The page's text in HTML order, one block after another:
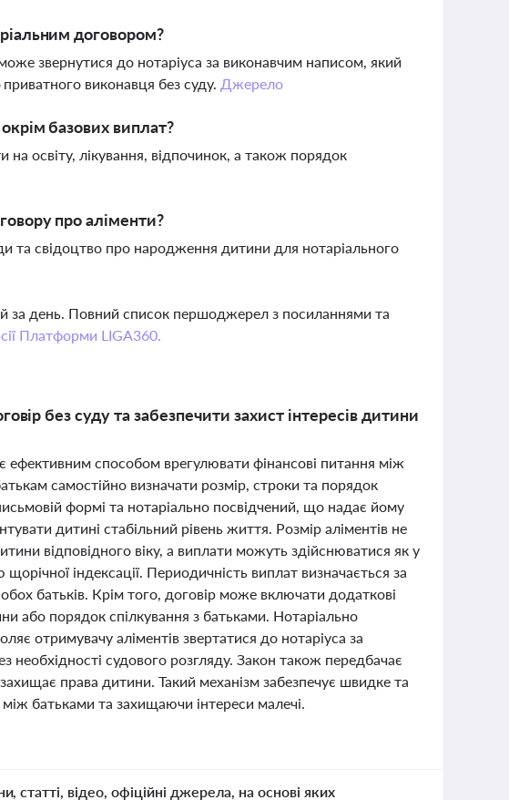
договором?
звернутися до нотаріуса за виконавчим написом, який
виконавця без суду. Джерело
базових виплат?
освіту, лікування, відпочинок, а також порядок
про аліменти?
та свідоцтво про народження дитини для нотаріального
за день. Повний список першоджерел з посиланнями та
Платформи LIGA360.
без суду та забезпечити захист інтересів дитини
ефективним способом врегулювати фінансові питання між
самостійно визначати розмір, строки та порядок
формі та нотаріально посвідчений, що надає йому
дитині стабільний рівень життя. Розмір аліментів не
відповідного віку, а виплати можуть здійснюватися як у
індексації. Периодичність виплат визначається за
батьків. Крім того, договір може включати додаткові
або порядок спілкування з батьками. Нотаріально
отримувачу аліментів звертатися до нотаріуса за
судового розгляду. Закон також передбачає
права дитини. Такий механізм забезпечує швидке та
батьками та захищаючи інтереси малечі.
статті, відео, офіційні джерела, на основі яких